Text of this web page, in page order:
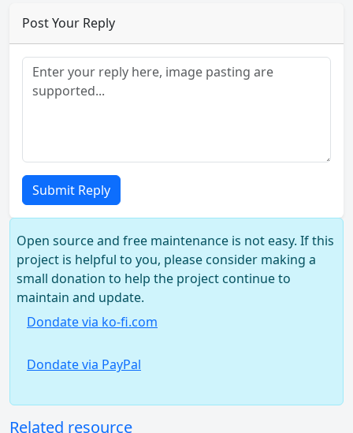
Post Your Reply
Submit Reply
Open source and free maintenance is not easy. If this
project is helpful to you, please consider making a
small donation to help the project continue to
maintain and update.
Dondate via ko-fi.com
Dondate via PayPal
Related resource